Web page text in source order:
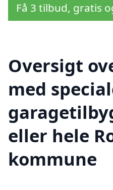
Få 3 tilbud, gratis
Oversigt
med
eller hele
kommune